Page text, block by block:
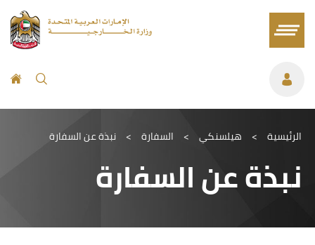
الرئيسية > هيلسنكي > السفارة > نبذة عن السفارة
نبذة عن السفارة